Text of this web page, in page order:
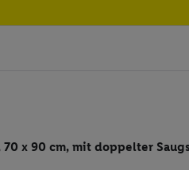
x 90 cm, mit doppelter